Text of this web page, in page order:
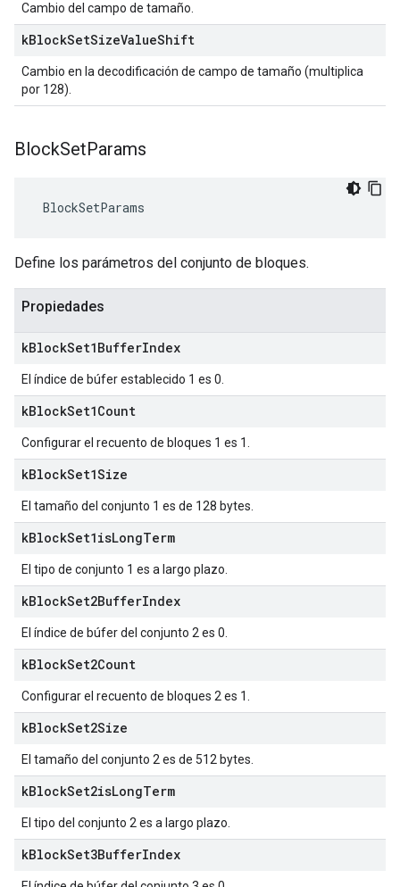
Cambio del campo de tamaño.
kBlockSetSizeValueShift
Cambio en la decodificación de campo de tamaño (multiplica
por 128).
BlockSetParams
BlockSetParams
Define los parámetros del conjunto de bloques.
Propiedades
kBlockSet1BufferIndex
El índice de búfer establecido 1 es 0.
kBlockSet1Count
Configurar el recuento de bloques 1 es 1.
kBlockSet1Size
El tamaño del conjunto 1 es de 128 bytes.
kBlockSet1isLongTerm
El tipo de conjunto 1 es a largo plazo.
kBlockSet2BufferIndex
El índice de búfer del conjunto 2 es 0.
kBlockSet2Count
Configurar el recuento de bloques 2 es 1.
kBlockSet2Size
El tamaño del conjunto 2 es de 512 bytes.
kBlockSet2isLongTerm
El tipo del conjunto 2 es a largo plazo.
kBlockSet3BufferIndex